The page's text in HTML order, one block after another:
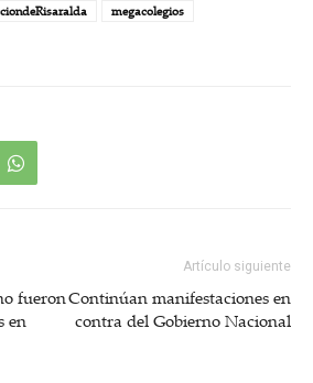
megacolegios
fueron
en
Artículo siguiente
Continúan manifestaciones en
contra del Gobierno Nacional